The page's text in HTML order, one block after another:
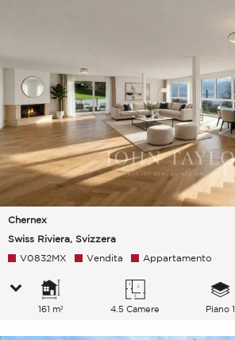
Chernex
Swiss Riviera, Svizzera
V0832MX Vendita Appartamento
161 m² 4.5 Camere Piano 1